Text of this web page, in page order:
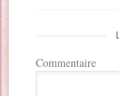
Commentaire